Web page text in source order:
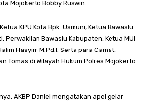
Mojokerto Bobby Ruswin.
KPU Kota Bpk. Usmuni, Ketua Bawaslu
Perwakilan Bawaslu Kabupaten, Ketua MUI
Hasyim M.Pd.I. Serta para Camat,
Tomas di Wilayah Hukum Polres Mojokerto
AKBP Daniel mengatakan apel gelar